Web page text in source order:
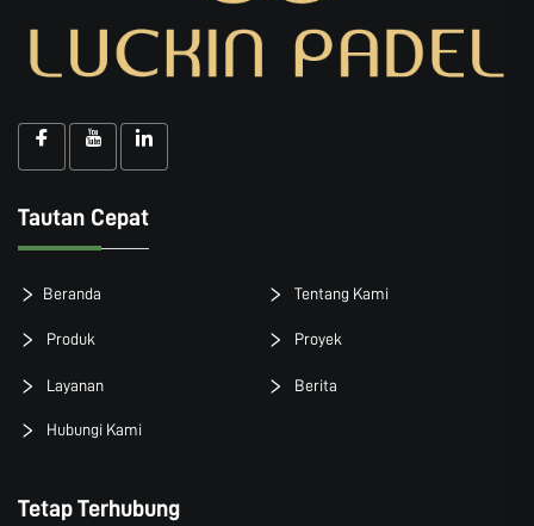
Tautan Cepat
Beranda Tentang Kami
Produk Proyek
Layanan Berita
Hubungi Kami
Tetap Terhubung